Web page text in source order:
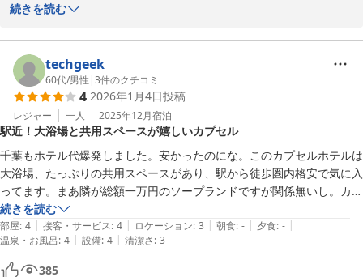
マットレスにつきましては、現在新調を検討しております。ご不便
またのご利用、スタッフ一同お待ちいたしております。
カプセルホテル ふらる
2026-03-24
続きを読む
techgeek
60代/男性 |3件のクチコミ
4 2026年1月4日投稿
レジャー 一人 2025年12月宿泊
駅近！大浴場と共用スペースが嬉しいカプセル
千葉もホテル代爆発しました。安かったのにな。このカプセルホテルは
大浴場、たっぷりの共用スペースがあり、駅から徒歩圏内格安で気に入
ってます。まあ隣が総額一万円のソープランドですが関係無いし。カプ
セルなので耳栓は準備しましょう♪
続きを読む
部屋: 4 | 接客・サービス: 4 | ロケーション: 3 | 朝食: - | 夕食: - |
温泉・お風呂: 4 | 設備: 4 | 清潔さ: 3
385